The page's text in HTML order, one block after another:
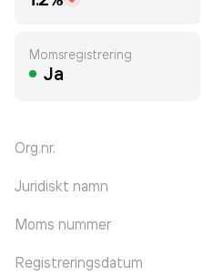
Momsregistrering
Ja
Org.nr.
Juridiskt namn
Moms nummer
Registreringsdatum